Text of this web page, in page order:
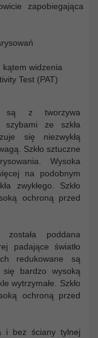
zapobiegająca
widzenia
Test (PAT)
są z tworzywa
szybami ze szkła
się niezwykłą
Szkło sztuczne
Wysoka
na podobnym
zwykłego. Szkło
ochroną przed
została poddana
padające światło
redukowane są
bardzo wysoką
wytrzymałe. Szkło
ochroną przed
i bez ściany tylnej